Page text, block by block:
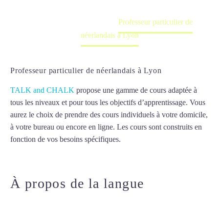
Professeur particulier de
néerlandais à Lyon
Professeur particulier de néerlandais à Lyon
TALK and CHALK propose une gamme de cours adaptée à
tous les niveaux et pour tous les objectifs d’apprentissage. Vous
aurez le choix de prendre des cours individuels à votre domicile,
à votre bureau ou encore en ligne. Les cours sont construits en
fonction de vos besoins spécifiques.
À propos de la langue